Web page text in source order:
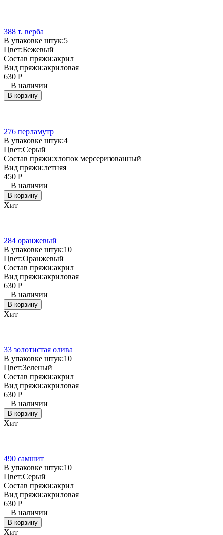
388 т. верба
В упаковке штук:5
Цвет:Бежевый
Состав пряжи:акрил
Вид пряжи:акриловая
630 Р
В наличии
В корзину
276 перламутр
В упаковке штук:4
Цвет:Серый
Состав пряжи:хлопок мерсеризованный
Вид пряжи:летняя
450 Р
В наличии
В корзину
Хит
284 оранжевый
В упаковке штук:10
Цвет:Оранжевый
Состав пряжи:акрил
Вид пряжи:акриловая
630 Р
В наличии
В корзину
Хит
33 золотистая олива
В упаковке штук:10
Цвет:Зеленый
Состав пряжи:акрил
Вид пряжи:акриловая
630 Р
В наличии
В корзину
Хит
490 самшит
В упаковке штук:10
Цвет:Серый
Состав пряжи:акрил
Вид пряжи:акриловая
630 Р
В наличии
В корзину
Хит